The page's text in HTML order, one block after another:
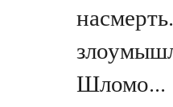
Шломо...